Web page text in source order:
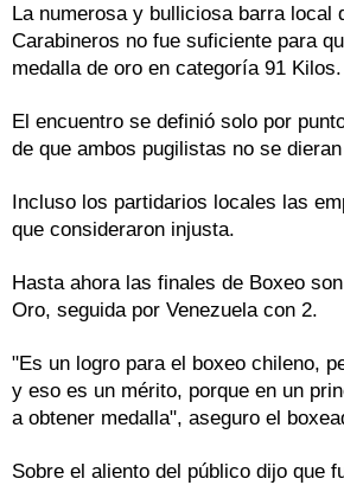
La numerosa y bulliciosa barra local
Carabineros no fue suficiente para
medalla de oro en categoría 91 Kilos.
El encuentro se definió solo por
de que ambos pugilistas no se
Incluso los partidarios locales las
que consideraron injusta.
Hasta ahora las finales de Boxeo
Oro, seguida por Venezuela con 2.
"Es un logro para el boxeo chileno,
y eso es un mérito, porque en un
a obtener medalla", aseguro el
Sobre el aliento del público dijo que